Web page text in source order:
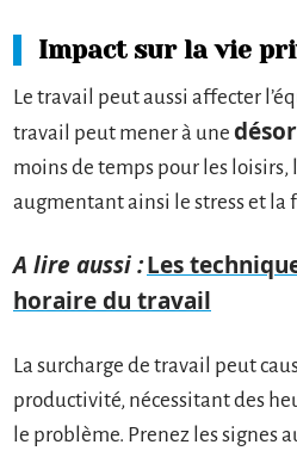
Impact sur la vie
Le travail peut aussi affecter
travail peut mener à une
moins de temps pour les
augmentant ainsi le stress et la
A lire aussi :Les
horaire du travail
La surcharge de travail peut
productivité, nécessitant des
le problème. Prenez les signes